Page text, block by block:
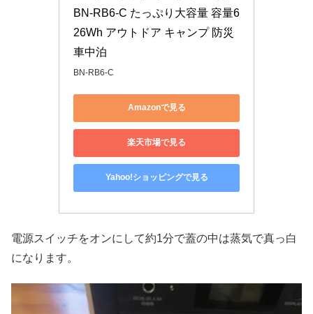
BN-RB6-C たっぷり大容量 容量6
26Wh アウトドア キャンプ 防災
車中泊
BN-RB6-C
Amazonで見る
楽天市場で見る
Yahoo!ショッピングで見る
電源スイッチをオンにして約1分で蓋の中は蒸気で真っ白
になります。